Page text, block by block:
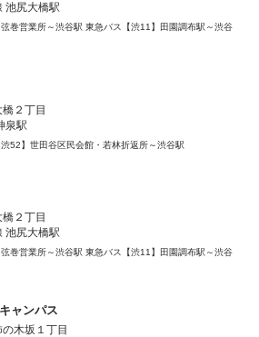
池尻大橋駅
巻営業所～渋谷駅 東急バス【渋11】田園調布駅～渋谷
２丁目
泉駅
52】世田谷区民会館・若林折返所～渋谷駅
２丁目
池尻大橋駅
巻営業所～渋谷駅 東急バス【渋11】田園調布駅～渋谷
ャンパス
木坂１丁目